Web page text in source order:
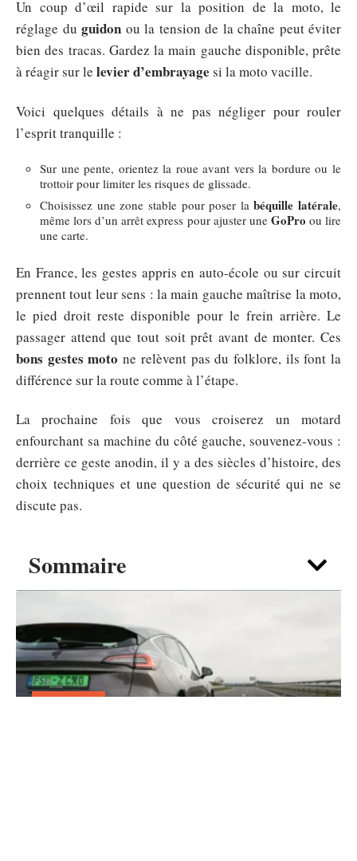
Sommaire
Un coup d’œil rapide sur la position de la moto, le
réglage du guidon ou la tension de la chaîne peut éviter
bien des tracas. Gardez la main gauche disponible, prête
à réagir sur le levier d’embrayage si la moto vacille.
Voici quelques détails à ne pas négliger pour rouler
l’esprit tranquille :
Sur une pente, orientez la roue avant vers la bordure ou le
trottoir pour limiter les risques de glissade.
Choisissez une zone stable pour poser labéquille latérale,
même lors d’un arrêt express pour ajuster une GoPro ou lire
une carte.
En France, les gestes appris en auto-école ou sur circuit
prennent tout leur sens : la main gauche maîtrise la moto,
le pied droit reste disponible pour le frein arrière. Le
passager attend que tout soit prêt avant de monter. Ces
bons gestes moto ne relèvent pas du folklore, ils font la
différence sur la route comme à l’étape.
La prochaine fois que vous croiserez un motard
enfourchant sa machine du côté gauche, souvenez-vous :
derrière ce geste anodin, il y a des siècles d’histoire, des
choix techniques et une question de sécurité qui ne se
discute pas.